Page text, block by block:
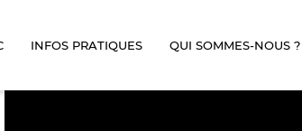
INFOS PRATIQUES QUI SOMMES-NOUS ?